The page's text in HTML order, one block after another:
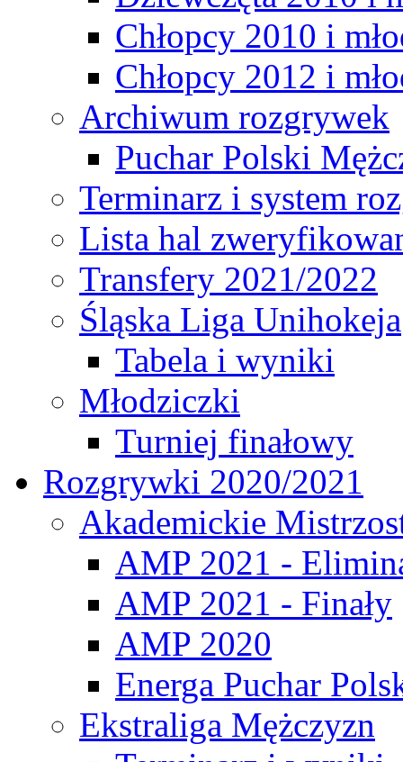
Chłopcy 2010 i
Chłopcy 2012 i
Archiwum rozgrywek
Puchar Polski
Terminarz i system
Lista hal
Transfery 2021/2022
Śląska Liga Unihokeja
Tabela i wyniki
Młodziczki
Turniej finałowy
Rozgrywki 2020/2021
Akademickie
AMP 2021 -
AMP 2021 - Finały
AMP 2020
Energa Puchar
Ekstraliga Mężczyzn